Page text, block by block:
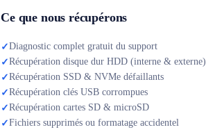
Ce que nous récupérons
✓Diagnostic complet gratuit du support
✓Récupération disque dur HDD (interne & externe)
✓Récupération SSD & NVMe défaillants
✓Récupération clés USB corrompues
✓Récupération cartes SD & microSD
✓Fichiers supprimés ou formatage accidentel